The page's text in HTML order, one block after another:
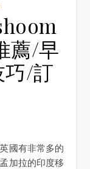
薦/早
巧/訂
加拉的印度移